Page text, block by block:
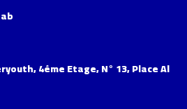
4éme Etage, N° 13, Place Al